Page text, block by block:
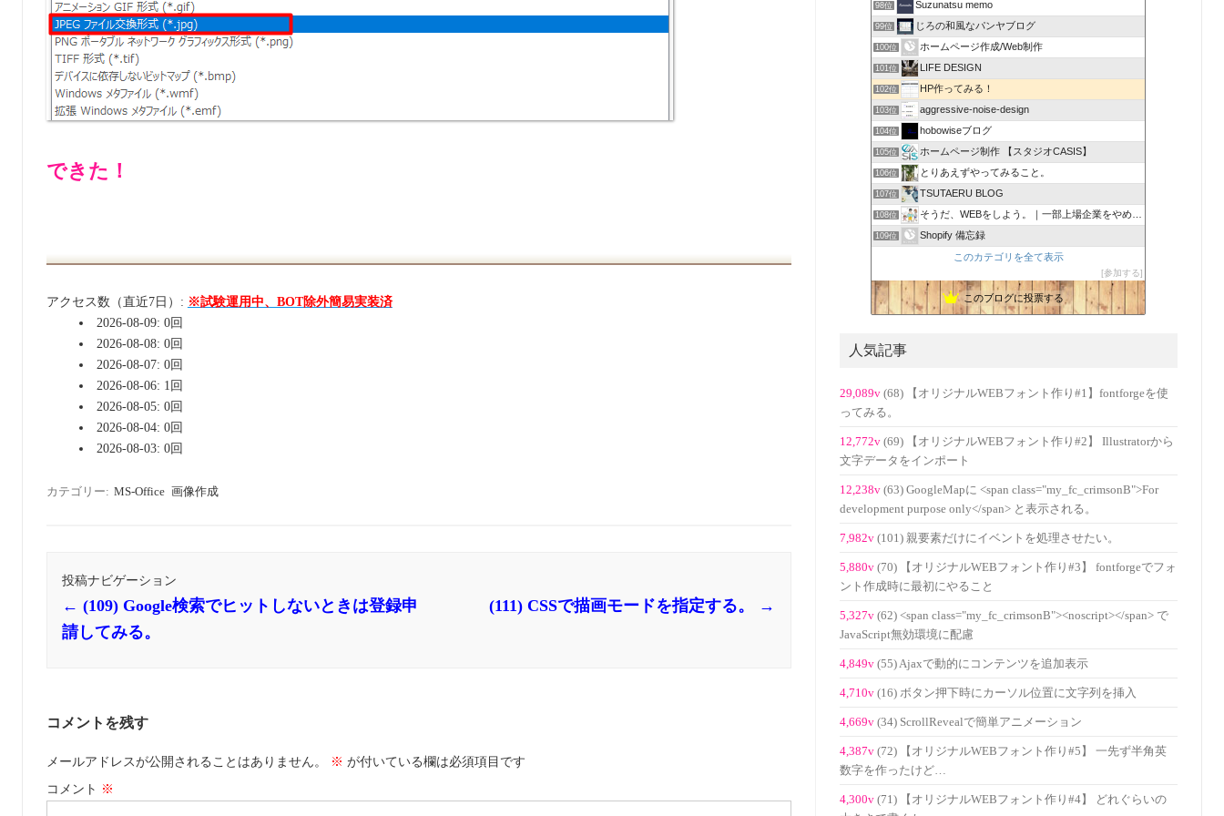
できた！
アクセス数（直近7日）: ※試験運用中、BOT除外簡易実装済
2026-08-09: 0回
2026-08-08: 0回
2026-08-07: 0回
2026-08-06: 1回
2026-08-05: 0回
2026-08-04: 0回
2026-08-03: 0回
カテゴリー: MS-Office 画像作成
投稿ナビゲーション
← (109) Google検索でヒットしないときは登録申
請してみる。
(111) CSSで描画モードを指定する。 →
コメントを残す
メールアドレスが公開されることはありません。 ※ が付いている欄は必須項目です
コメント ※
98位 Suzunatsu memo
99位 じろの和風なパンヤブログ
100位 ホームページ作成/Web制作
101位 LIFE DESIGN
102位 HP作ってみる！
103位 aggressive-noise-design
104位 hobowiseブログ
105位 ホームページ制作 【スタジオCASIS】
106位 とりあえずやってみること。
107位 TSUTAERU BLOG
108位 そうだ、WEBをしよう。｜一部上場企業をやめてWEB担当に
109位 Shopify 備忘録
このカテゴリを全て表示
参加する
このブログに投票する
人気記事
29,089v (68) 【オリジナルWEBフォント作り#1】fontforgeを使
ってみる。
12,772v (69) 【オリジナルWEBフォント作り#2】 Illustratorから
文字データをインポート
12,238v (63) GoogleMapに <span class="my_fc_crimsonB">For
development purpose only</span> と表示される。
7,982v (101) 親要素だけにイベントを処理させたい。
5,880v (70) 【オリジナルWEBフォント作り#3】 fontforgeでフォ
ント作成時に最初にやること
5,327v (62) <span class="my_fc_crimsonB"><noscript></span> で
JavaScript無効環境に配慮
4,849v (55) Ajaxで動的にコンテンツを追加表示
4,710v (16) ボタン押下時にカーソル位置に文字列を挿入
4,669v (34) ScrollRevealで簡単アニメーション
4,387v (72) 【オリジナルWEBフォント作り#5】 一先ず半角英
数字を作ったけど…
4,300v (71) 【オリジナルWEBフォント作り#4】 どれぐらいの